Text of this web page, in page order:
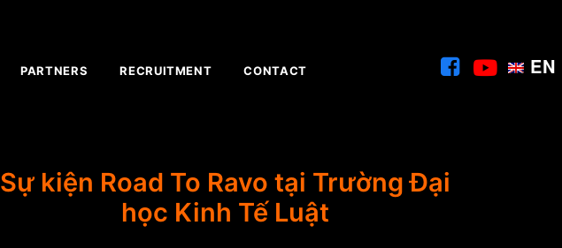
PARTNERS RECRUITMENT CONTACT EN
Sự kiện Road To Ravo tại Trường Đại
học Kinh Tế Luật